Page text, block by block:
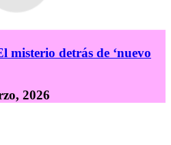
misterio detrás de ‘nuevo
2026